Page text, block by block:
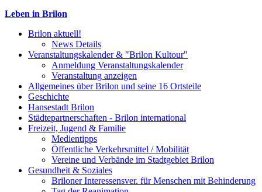
Leben in Brilon
Brilon aktuell!
News Details
Veranstaltungskalender & "Brilon Kultour"
Anmeldung Veranstaltungskalender
Veranstaltung anzeigen
Allgemeines über Brilon und seine 16 Ortsteile
Geschichte
Hansestadt Brilon
Städtepartnerschaften - Brilon international
Freizeit, Jugend & Familie
Medientipps
Öffentliche Verkehrsmittel / Mobilität
Vereine und Verbände im Stadtgebiet Brilon
Gesundheit & Soziales
Briloner Interessensver. für Menschen mit Behinderung